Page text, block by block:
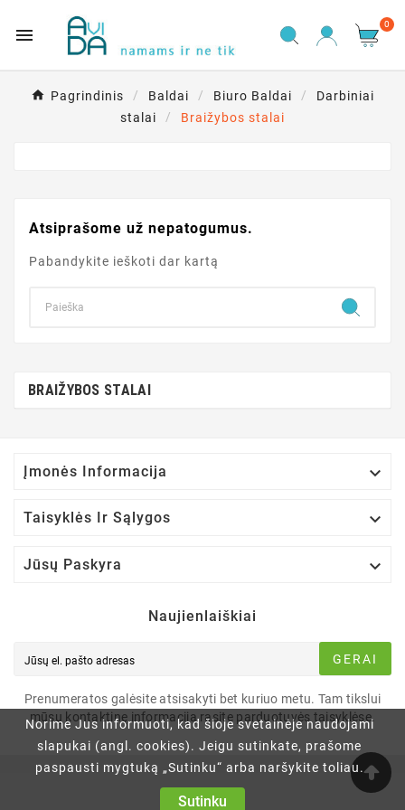
Norime Jus informuoti, kad šioje svetainėje naudojami
slapukai (angl. cookies). Jeigu sutinkate, prašome
paspausti mygtuką „Sutinku“ arba naršykite toliau.
Sutinku

0
Pagrindinis Baldai Biuro Baldai
Darbiniai
stalai
Braižybos stalai
Atsiprašome už nepatogumus.
Pabandykite ieškoti dar kartą
BRAIŽYBOS STALAI
Įmonės Informacija 
Taisyklės Ir Sąlygos 
Jūsų Paskyra 
Naujienlaiškiai
GERAI
Prenumeratos galėsite atsisakyti bet kuriuo metu. Tam tikslui
mūsų kontaktinę informaciją rasite parduotuvės taisyklėse.